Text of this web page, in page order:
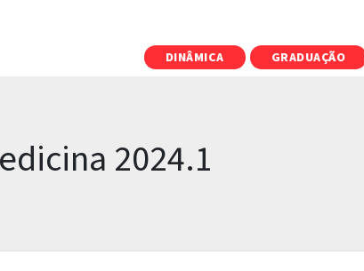
DINÂMICA GRADUAÇÃO
2024.1